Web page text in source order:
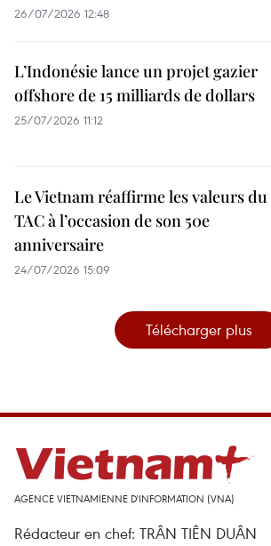
26/07/2026 12:48
L’Indonésie lance un projet gazier
offshore de 15 milliards de dollars
25/07/2026 11:12
Le Vietnam réaffirme les valeurs du
TAC à l’occasion de son 50e
anniversaire
24/07/2026 15:09
Télécharger plus
AGENCE VIETNAMIENNE D'INFORMATION (VNA)
Rédacteur en chef: TRÂN TIÊN DUÂN